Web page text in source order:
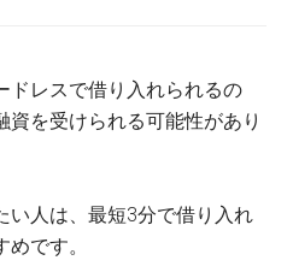
ドレスで借り入れられるの
資を受けられる可能性があり
い人は、最短3分で借り入れ
です。